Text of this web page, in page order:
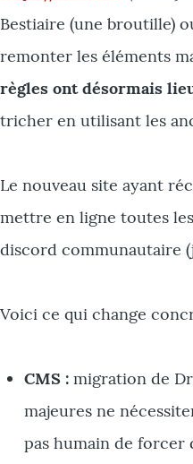
Bestiaire (une broutille)
remonter les éléments
règles ont désormais
tricher en utilisant les
Le nouveau site ayant
mettre en ligne toutes
discord communautaire
Voici ce qui change
CMS : migration de
majeures ne
pas humain de forcer